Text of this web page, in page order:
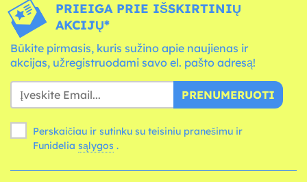
PRIEIGA PRIE IŠSKIRTINIŲ
AKCIJŲ*
Būkite pirmasis, kuris sužino apie naujienas ir
akcijas, užregistruodami savo el. pašto adresą!
PRENUMERUOTI
Perskaičiau ir sutinku su teisiniu pranešimu ir
Funidelia sąlygos .